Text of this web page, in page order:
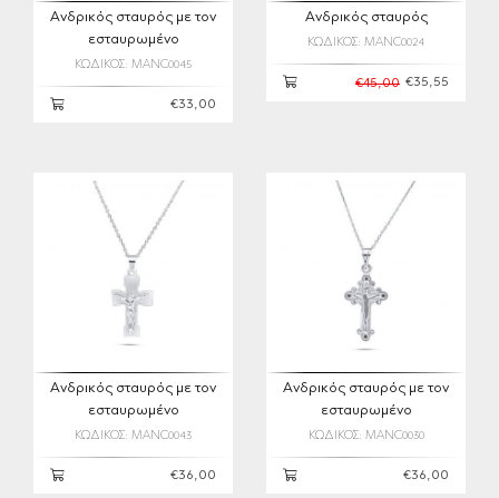
Ανδρικός σταυρός με τον
εσταυρωμένο
ΚΩΔΙΚΟΣ: MANC0045
€33,00
Ανδρικός σταυρός
ΚΩΔΙΚΟΣ: MANC0024
€35,55
€45,00
Ανδρικός σταυρός με τον
εσταυρωμένο
ΚΩΔΙΚΟΣ: MANC0043
€36,00
Ανδρικός σταυρός με τον
εσταυρωμένο
ΚΩΔΙΚΟΣ: MANC0030
€36,00